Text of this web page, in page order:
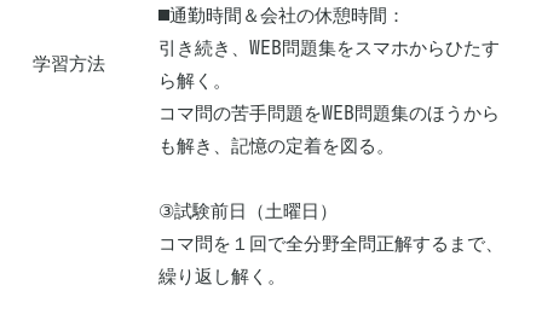
学習方法
■通勤時間＆会社の休憩時間：
引き続き、WEB問題集をスマホからひたす
ら解く。
コマ問の苦手問題をWEB問題集のほうから
も解き、記憶の定着を図る。
③試験前日（土曜日）
コマ問を１回で全分野全問正解するまで、
繰り返し解く。